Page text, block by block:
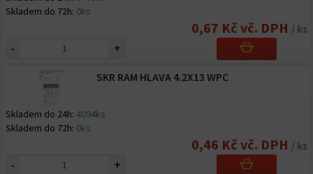
Skladem do 72h: 0ks
0,67 Kč vč. DPH / ks
- +
SKR RAM HLAVA 4.2X13 WPC
Skladem do 24h: 4094ks
Skladem do 72h: 0ks
0,46 Kč vč. DPH / ks
- +